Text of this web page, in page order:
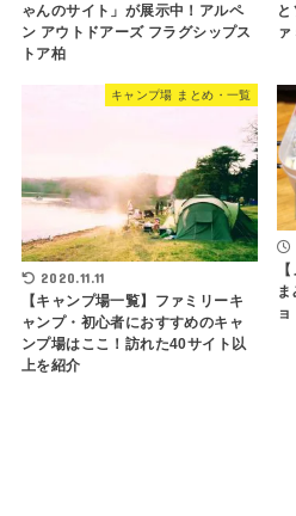
ゃんのサイト」が展示中！アルペ
ン アウトドアーズ フラグシップス
トア柏
ァ
キャンプ場 まとめ・一覧
2020.11.11
【キャンプ場一覧】ファミリーキ
ャンプ・初心者におすすめのキャ
ンプ場はここ！訪れた40サイト以
上を紹介